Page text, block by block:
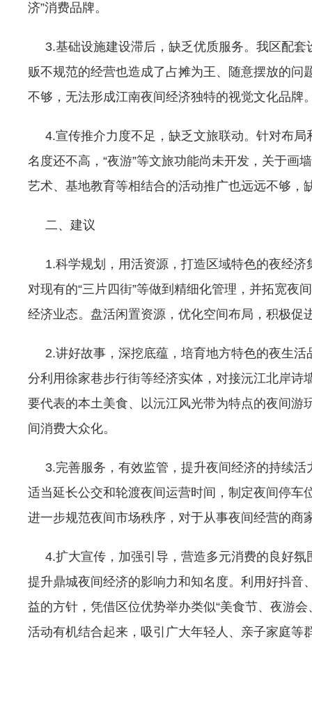
济”消费品牌。
3.基础设施建设滞后，缺乏优质服务。我区配套
贩不规范的经营也造成了占摊为王、随意摆放的问
不够，无法形成江南夜间经济独特的视觉文化品牌
4.宣传推介力度不足，缺乏文旅联动。针对布局
名度还不高，“夜游”等文旅功能尚未开发，关于
艺术、基地教育等相结合的活动推广也远远不够
二、建议
1.科学规划，用活资源，打造区域特色的夜经济
对现有的“三片四街”等做到精细化管理，并拓宽夜
经济业态。盘活闲置资源，优化空间布局，积极
2.讲好故事，深挖底蕴，培育地方特色的夜生活
分利用徐家巷步行街等经济实体，对接沅江北岸诗
要代表的本土美食、以沅江风光带为特点的夜间
间消费大众化。
3.完善服务，有效监管，提升夜间经济的持续活
适当延长公交和轮渡夜间运营时间，制定夜间停
进一步规范夜间市场秩序，对于从事夜间经营的
4.扩大宣传，加强引导，营造多元消费的良好氛
提升鼎城夜间经济的影响力和知名度。利用好抖
益的方针，凭借区位优势举办类似“美食节、夜游
活动有机结合起来，吸引广大年轻人、亲子家庭